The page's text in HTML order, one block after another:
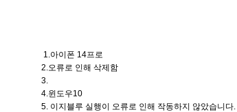
1.아이폰 14프로
2.오류로 인해 삭제함
3.
4.윈도우10
5. 이지블루 실행이 오류로 인해 작동하지 않았습니다.